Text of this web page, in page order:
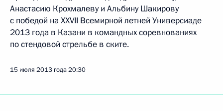
Анастасию Крохмалеву и Альбину Шакирову
с победой на XXVII Всемирной летней Универсиаде
2013 года в Казани в командных соревнованиях
по стендовой стрельбе в ските.
15 июля 2013 года20:30